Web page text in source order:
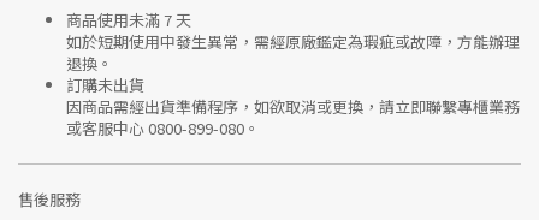
商品使用未滿 7 天
如於短期使用中發生異常，需經原廠鑑定為瑕疵或故障，方能辦理
退換。
訂購未出貨
因商品需經出貨準備程序，如欲取消或更換，請立即聯繫專櫃業務
或客服中心 0800-899-080 。
售後服務